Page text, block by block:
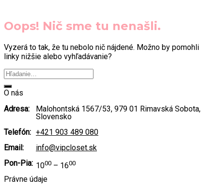
Oops! Nič sme tu nenašli.
Vyzerá to tak, že tu nebolo nič nájdené. Možno by pomohli
linky nižšie alebo vyhľadávanie?
O nás
Adresa:
Malohontská 1567/53, 979 01 Rimavská Sobota,
Slovensko
Telefón: +421 903 489 080
Email:
info@vipcloset.sk
Pon-Pia: 1000 – 1600
Právne údaje